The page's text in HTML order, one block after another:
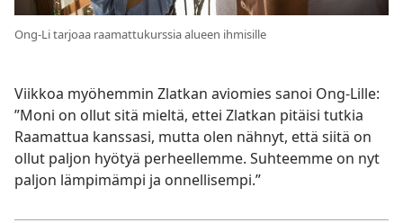
Ong-Li tarjoaa raamattukurssia alueen ihmisille
Viikkoa myöhemmin Zlatkan aviomies sanoi Ong-Lille:
”Moni on ollut sitä mieltä, ettei Zlatkan pitäisi tutkia
Raamattua kanssasi, mutta olen nähnyt, että siitä on
ollut paljon hyötyä perheellemme. Suhteemme on nyt
paljon lämpimämpi ja onnellisempi.”